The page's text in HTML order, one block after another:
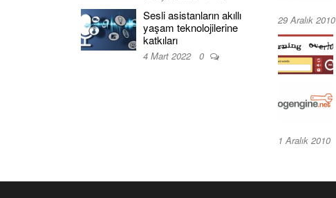
Sesli asistanların akıllı
yaşam teknolojilerine
katkıları
4 Mart 2022 0
29 Aralık 2010
1 Aralık 2010